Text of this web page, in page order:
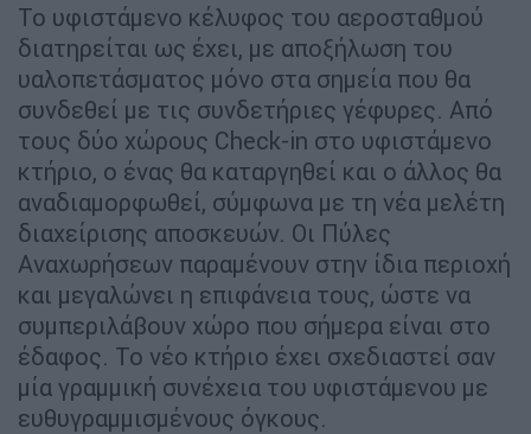
Το υφιστάμενο κέλυφος του αεροσταθμού
διατηρείται ως έχει, με αποξήλωση του
υαλοπετάσματος μόνο στα σημεία που θα
συνδεθεί με τις συνδετήριες γέφυρες. Από
τους δύο χώρους Check-in στο υφιστάμενο
κτήριο, ο ένας θα καταργηθεί και ο άλλος θα
αναδιαμορφωθεί, σύμφωνα με τη νέα μελέτη
διαχείρισης αποσκευών. Οι Πύλες
Αναχωρήσεων παραμένουν στην ίδια περιοχή
και μεγαλώνει η επιφάνεια τους, ώστε να
συμπεριλάβουν χώρο που σήμερα είναι στο
έδαφος. Το νέο κτήριο έχει σχεδιαστεί σαν
μία γραμμική συνέχεια του υφιστάμενου με
ευθυγραμμισμένους όγκους.